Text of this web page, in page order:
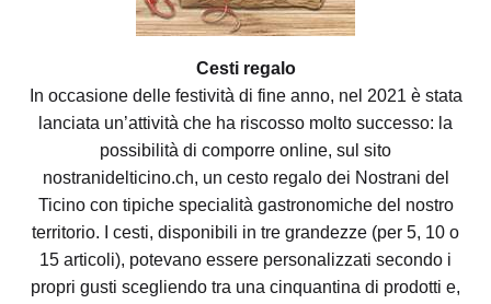
Cesti regalo
In occasione delle festività di fine anno, nel 2021 è stata
lanciata un’attività che ha riscosso molto successo: la
possibilità di comporre online, sul sito
nostranidelticino.ch, un cesto regalo dei Nostrani del
Ticino con tipiche specialità gastronomiche del nostro
territorio. I cesti, disponibili in tre grandezze (per 5, 10 o
15 articoli), potevano essere personalizzati secondo i
propri gusti scegliendo tra una cinquantina di prodotti e,